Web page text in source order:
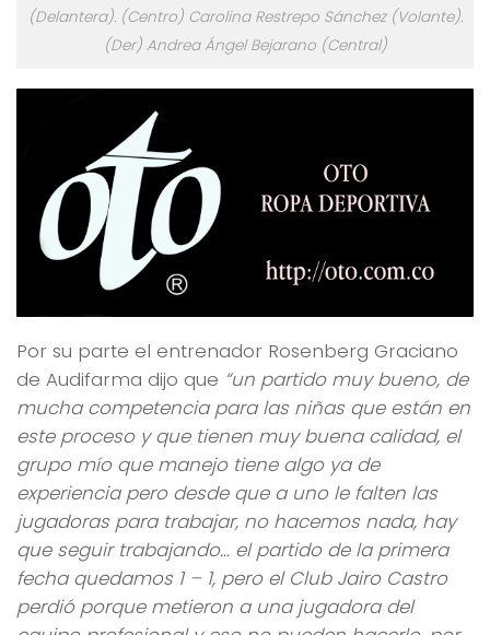
(Delantera). (Centro) Carolina Restrepo Sánchez (Volante).
(Der) Andrea Ángel Bejarano (Central)
Por su parte el entrenador Rosenberg Graciano
de Audifarma dijo que “un partido muy bueno, de
mucha competencia para las niñas que están en
este proceso y que tienen muy buena calidad, el
grupo mío que manejo tiene algo ya de
experiencia pero desde que a uno le falten las
jugadoras para trabajar, no hacemos nada, hay
que seguir trabajando… el partido de la primera
fecha quedamos 1 – 1, pero el Club Jairo Castro
perdió porque metieron a una jugadora del